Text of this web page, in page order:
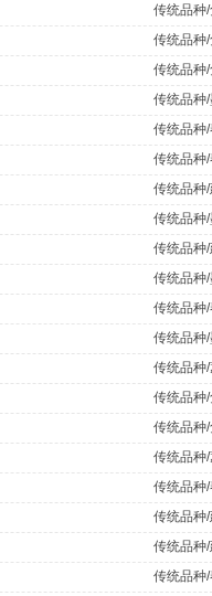
传统品种
传统品种
传统品种
传统品种
传统品种
传统品种
传统品种
传统品种
传统品种
传统品种
传统品种
传统品种
传统品种
传统品种
传统品种
传统品种
传统品种
传统品种
传统品种
传统品种